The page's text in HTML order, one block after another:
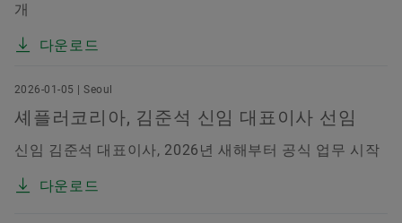
개
다운로드
2026-01-05 | Seoul
셰플러코리아, 김준석 신임 대표이사 선임
신임 김준석 대표이사, 2026년 새해부터 공식 업무 시작
다운로드